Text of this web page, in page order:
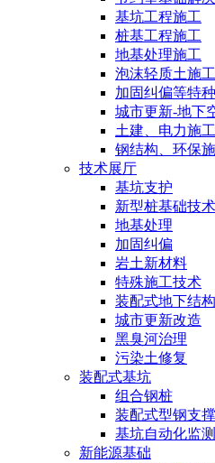
基坑工程施工
桩基工程施工
地基处理施工
泡沫轻质土施工
加固纠偏等特
城市更新-地下
土建、电力施工
钢结构、环保
技术展厅
基坑支护
新型桩基础技术
地基处理
加固纠偏
岩土新材料
特殊施工技术
装配式地下结构
城市更新改造
黑臭河治理
污染土修复
装配式基坑
组合钢桩
装配式型钢支撑
基坑自动化监
新能源基础